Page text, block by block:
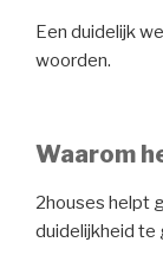
Een duidelijk
woorden.
Waarom
2houses helpt
duidelijkheid te